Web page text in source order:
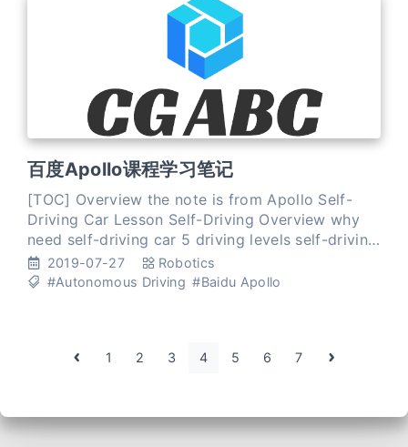
百度Apollo课程学习笔记
[TOC] Overview the note is from Apollo Self-
Driving Car Lesson Self-Driving Overview why
need self-driving car 5 driving levels self-driving
2019-07-27
Robotics
#Autonomous Driving #Baidu Apollo
1 2 3 4 5 6 7